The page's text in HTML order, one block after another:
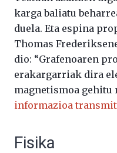
karga baliatu
duela. Eta espina
Thomas
dio: “Grafenoaren
erakargarriak dira
magnetismoa gehitu
informazioa
Fisika